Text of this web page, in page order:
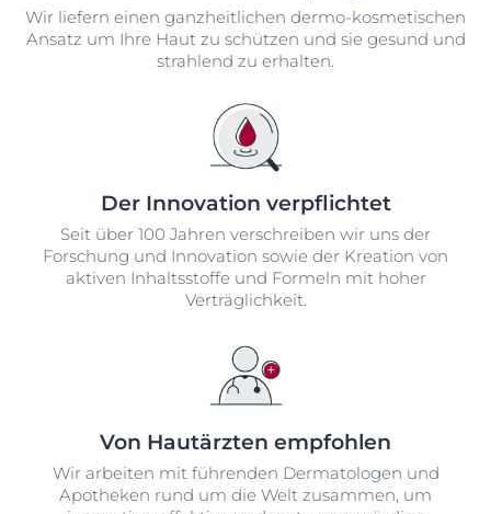
Wir liefern einen ganzheitlichen dermo-kosmetischen
Ansatz um Ihre Haut zu schützen und sie gesund und
strahlend zu erhalten.
Der Innovation verpflichtet
Seit über 100 Jahren verschreiben wir uns der
Forschung und Innovation sowie der Kreation von
aktiven Inhaltsstoffe und Formeln mit hoher
Verträglichkeit.
Von Hautärzten empfohlen
Wir arbeiten mit führenden Dermatologen und
Apotheken rund um die Welt zusammen, um